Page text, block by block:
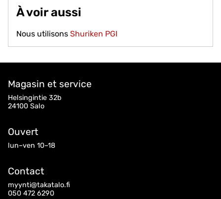
À voir aussi
Nous utilisons Shuriken PGI
Magasin et service
Helsingintie 32b
24100 Salo
Ouvert
lun–ven 10–18
Contact
myynti@takatalo.fi
050 472 6290